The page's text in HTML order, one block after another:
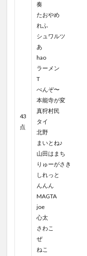
43
点
奏
たおやめ
れふ
シュワルツ
あ
hao
ラーメン
T
べんぞ〜
本能寺が変
真狩村民
タイ
北野
まいとね♪
山田はまち
りゅーがさき
しれっと
んんん
MAGTA
joe
心太
さわこ
ぜ
ねこ